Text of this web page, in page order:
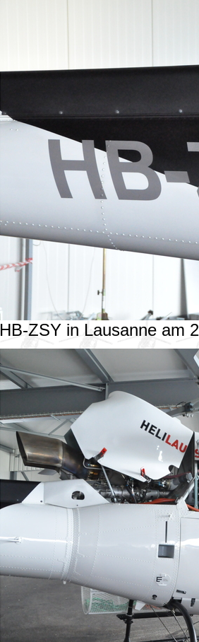
HB-ZSY in Lausanne am